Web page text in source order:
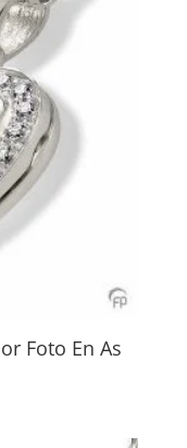
Foto En As